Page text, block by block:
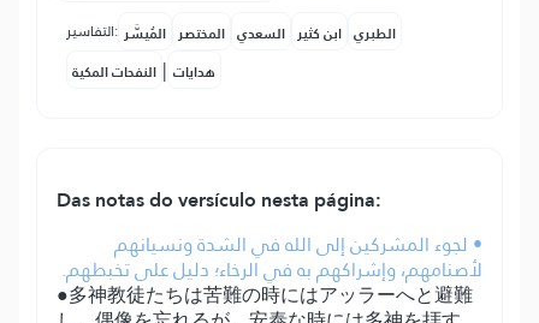
التفاسير: المُيسَّر المختصر السعدي ابن كثير الطبري
النفحات المكية | هدايات
Das notas do versículo nesta página:
• لجوء المشركين إلى الله في الشدة ونسيانهم
لأصنامهم، وإشراكهم به في الرخاء؛ دليل على تخبطهم.
●多神教徒たちは苦難の時にはアッラーへと避難